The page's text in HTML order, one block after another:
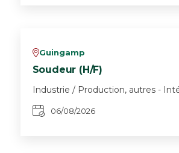
vGuingamp
Soudeur (H/F)
Industrie / Production, autres -
06/08/2026